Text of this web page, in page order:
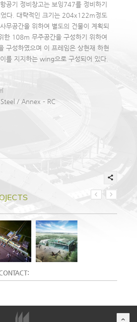
공기 정비창고는 보잉747를 정비하기
다. 대략적인 크기는 204x122m정도
무공간을 위하여 별도의 건물이 계획되
한 108m 무주공간을 구성하기 위하여
구성하였으며 이 프레임은 상현재 하현
를 지지하는 wing으로 구성되어 있다.
/ Annex – RC